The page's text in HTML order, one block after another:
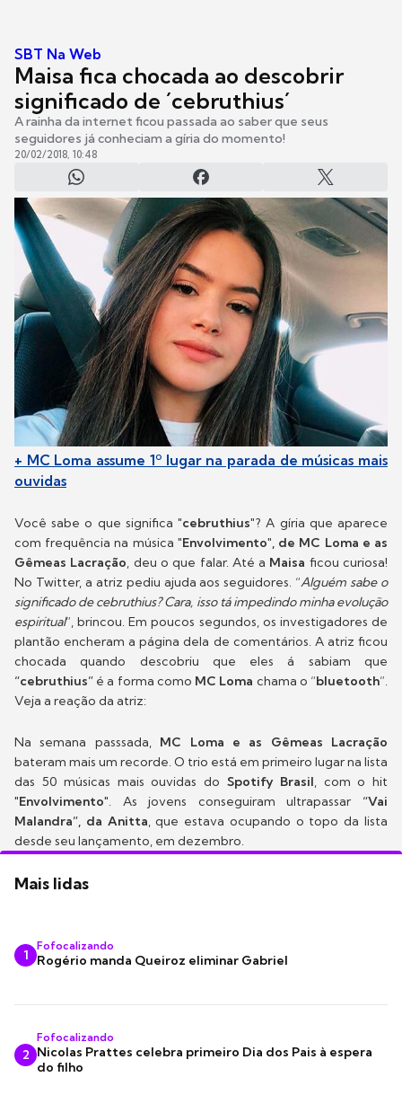
SBT Na Web
Maisa fica chocada ao descobrir
significado de ´cebruthius´
A rainha da internet ficou passada ao saber que seus
seguidores já conheciam a gíria do momento!
20/02/2018, 10:48
+ MC Loma assume 1º lugar na parada de músicas mais
ouvidas
Você sabe o que significa"cebruthius"? A gíria que aparece
com frequência na música "Envolvimento", de MC Loma e as
Gêmeas Lacração, deu o que falar. Até a Maisa ficou curiosa!
No Twitter, a atriz pediu ajuda aos seguidores. “Alguém sabe o
significado de cebruthius? Cara, isso tá impedindo minha evolução
espiritual”, brincou. Em poucos segundos, os investigadores de
plantão encheram a página dela de comentários. A atriz ficou
chocada quando descobriu que eles á sabiam que
“cebruthius” é a forma como MC Loma chama o “bluetooth”.
Veja a reação da atriz:
Na semana passsada,MC Loma e as Gêmeas Lacração
bateram mais um recorde. O trio está em primeiro lugar na lista
das 50 músicas mais ouvidas do Spotify Brasil, com o hit
"Envolvimento". As jovens conseguiram ultrapassar “Vai
Malandra”, da Anitta, que estava ocupando o topo da lista
desde seu lançamento, em dezembro.
Mais lidas
1
Fofocalizando
Rogério manda Queiroz eliminar Gabriel
2
Fofocalizando
Nicolas Prattes celebra primeiro Dia dos Pais à espera
do filho